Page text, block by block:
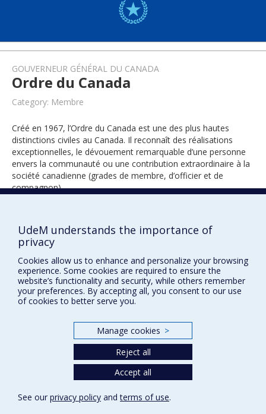
GOUVERNEUR GÉNÉRAL DU CANADA
Ordre du Canada
Category: Membre
Créé en 1967, l’Ordre du Canada est une des plus hautes
distinctions civiles au Canada. Il reconnaît des réalisations
exceptionnelles, le dévouement remarquable d’une personne
envers la communauté ou une contribution extraordinaire à la
société canadienne (grades de membre, d’officier et de
compagnon).
2002
Accessibilité
Terms of use
UdeM understands the importance of
privacy
Cookies allow us to enhance and personalize your browsing
experience. Some cookies are required to ensure the
website’s functionality and security, while others remember
your preferences. By accepting all, you consent to our use
of cookies to better serve you.
Manage cookies >
Reject all
Accept all
See our privacy policy andterms of use.